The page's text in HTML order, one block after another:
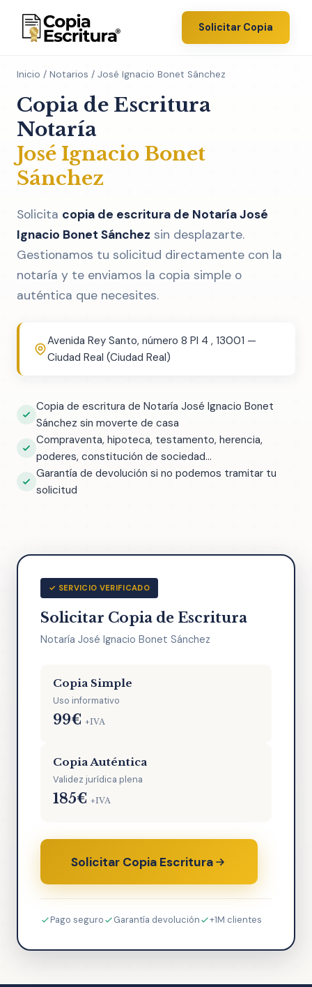
Solicitar Copia
Inicio / Notarios / José Ignacio Bonet Sánchez
Copia de Escritura
Notaría
José Ignacio Bonet
Sánchez
Solicita copia de escritura de Notaría José
Ignacio Bonet Sánchez sin desplazarte.
Gestionamos tu solicitud directamente con la
notaría y te enviamos la copia simple o
auténtica que necesites.
Avenida Rey Santo, número 8 Pl 4 , 13001 —
Ciudad Real (Ciudad Real)
Copia de escritura de Notaría José Ignacio Bonet
Sánchez sin moverte de casa
Compraventa, hipoteca, testamento, herencia,
poderes, constitución de sociedad...
Garantía de devolución si no podemos tramitar tu
solicitud
✓ SERVICIO VERIFICADO
Solicitar Copia de Escritura
Notaría José Ignacio Bonet Sánchez
Copia Simple
Uso informativo
99€ +IVA
Copia Auténtica
Validez jurídica plena
185€ +IVA
Solicitar Copia Escritura
Pago seguro Garantía devolución +1M clientes